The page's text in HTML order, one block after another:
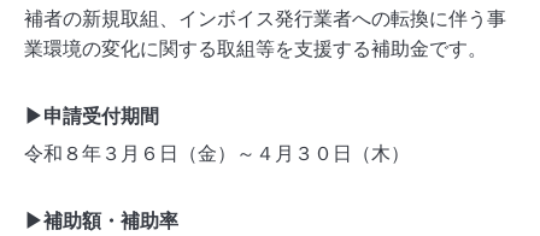
補者の新規取組、インボイス発行業者への転換に伴う事
業環境の変化に関する取組等を支援する補助金です。
▶申請受付期間
令和８年３月６日（金）～４月３０日（木）
▶補助額・補助率